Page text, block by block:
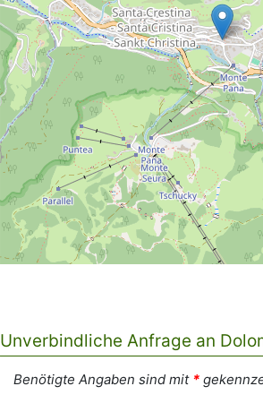
Unverbindliche Anfrage an
Benötigte Angaben sind mit *